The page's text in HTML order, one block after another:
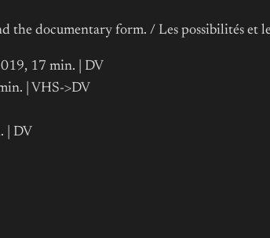
documentary form. / Les possibilités et
17 min. | DV
| VHS->DV
| DV